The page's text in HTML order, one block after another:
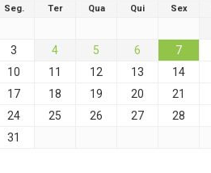
Seg. Ter Qua Qui Sex
3
4 5 6 7
10
11 12 13 14
17
18 19 20 21
24
25 26 27 28
31